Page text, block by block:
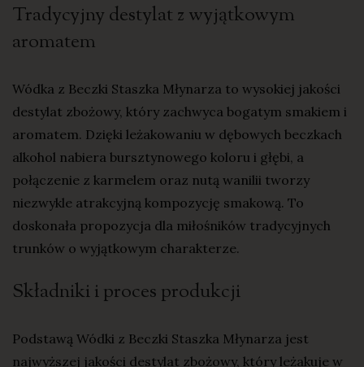
Tradycyjny destylat z wyjątkowym
aromatem
Wódka z Beczki Staszka Młynarza to wysokiej jakości
destylat zbożowy, który zachwyca bogatym smakiem i
aromatem. Dzięki leżakowaniu w dębowych beczkach
alkohol nabiera bursztynowego koloru i głębi, a
połączenie z karmelem oraz nutą wanilii tworzy
niezwykle atrakcyjną kompozycję smakową. To
doskonała propozycja dla miłośników tradycyjnych
trunków o wyjątkowym charakterze.
Składniki i proces produkcji
Podstawą Wódki z Beczki Staszka Młynarza jest
najwyższej jakości destylat zbożowy, który leżakuje w